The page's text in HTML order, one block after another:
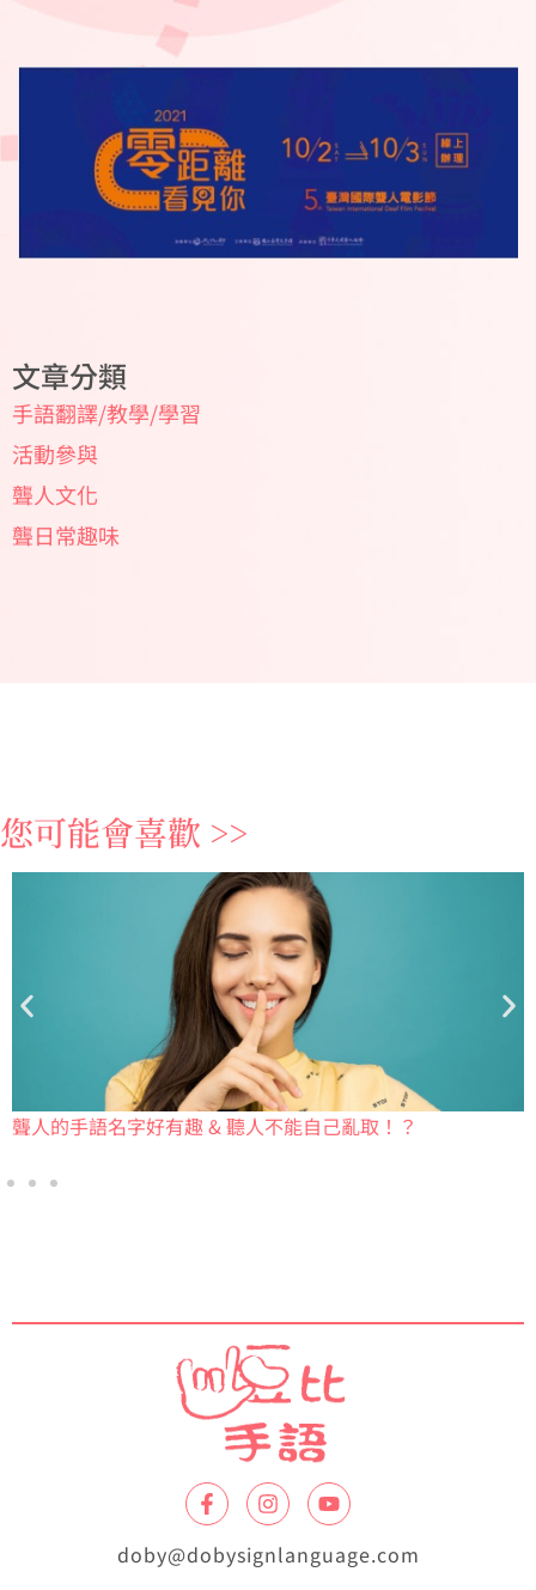
文章分類
手語翻譯/教學/學習
活動參與
聾人文化
聾日常趣味
您可能會喜歡 >>
聾人的手語名字好有趣 & 聽人不能自己亂取！？
doby@dobysignlanguage.com